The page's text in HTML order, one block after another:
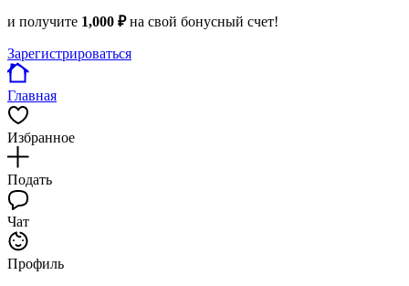
и получите 1,000 ₽на свой бонусный счет!
Зарегистрироваться
Главная
Избранное
Подать
Чат
Профиль